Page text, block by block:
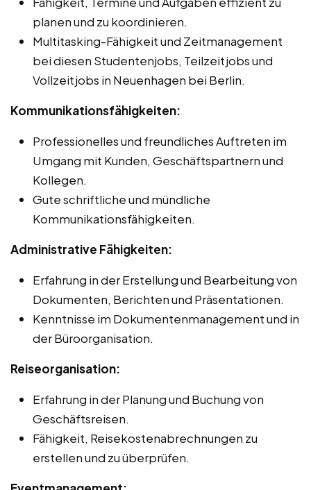
planen und zu koordinieren.
Multitasking-Fähigkeit und Zeitmanagement
bei diesen Studentenjobs, Teilzeitjobs und
Vollzeitjobs in Neuenhagen bei Berlin.
Kommunikationsfähigkeiten:
Professionelles und freundliches Auftreten im
Umgang mit Kunden, Geschäftspartnern und
Kollegen.
Gute schriftliche und mündliche
Kommunikationsfähigkeiten.
Administrative Fähigkeiten:
Erfahrung in der Erstellung und Bearbeitung von
Dokumenten, Berichten und Präsentationen.
Kenntnisse im Dokumentenmanagement und in
der Büroorganisation.
Reiseorganisation:
Erfahrung in der Planung und Buchung von
Geschäftsreisen.
Fähigkeit, Reisekostenabrechnungen zu
erstellen und zu überprüfen.